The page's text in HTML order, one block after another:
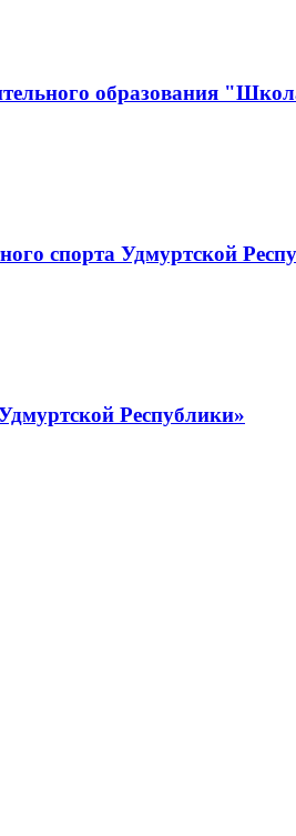
образования
спорта Удмуртской
Республики»